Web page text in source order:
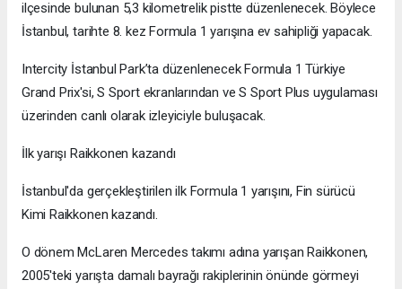
ilçesinde bulunan 5,3 kilometrelik pistte düzenlenecek. Böylece
İstanbul, tarihte 8. kez Formula 1 yarışına ev sahipliği yapacak.
Intercity İstanbul Park’ta düzenlenecek Formula 1 Türkiye
Grand Prix'si, S Sport ekranlarından ve S Sport Plus uygulaması
üzerinden canlı olarak izleyiciyle buluşacak.
İlk yarışı Raikkonen kazandı
İstanbul'da gerçekleştirilen ilk Formula 1 yarışını, Fin sürücü
Kimi Raikkonen kazandı.
O dönem McLaren Mercedes takımı adına yarışan Raikkonen,
2005'teki yarışta damalı bayrağı rakiplerinin önünde görmeyi